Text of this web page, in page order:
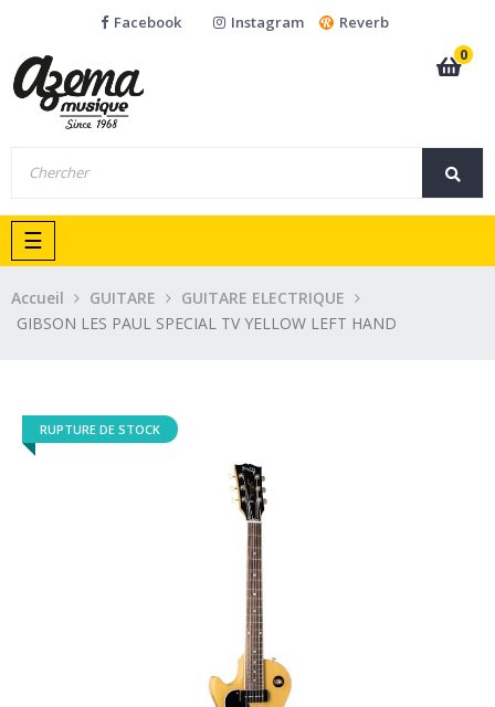
Facebook Instagram
Reverb
0
Basculer
la
navigation
☰
Accueil GUITARE
GUITARE ELECTRIQUE
GIBSON LES PAUL SPECIAL TV YELLOW LEFT HAND
RUPTURE DE STOCK